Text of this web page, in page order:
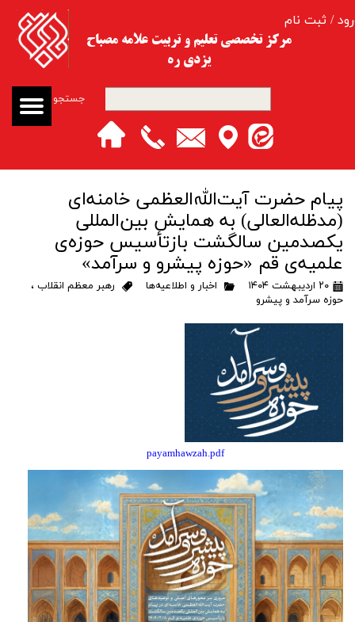
جستجو
/ ثبت نام
حساب کاربری من
خروج از حساب کاربری
مرکز تخصصی تعلیم و تربیت​​​​​​​ علامه مصباح
یزدی ره
پیام حضرت آیت‌الله‌العظمی خامنه‌ای
(مدظله‌العالی) به همایش بین‌المللی
یکصدمین سالگشت بازتأسیس حوزه‌ی
علمیه‌ی قم «حوزه پیشرو و سرآمد»
۲۰ اردیبهشت ۱۴۰۴ اخبار و اطلاعیه‌ها رهبر معظم انقلاب ،
حوزه سرآمد و پیشرو
payamhawzah.pdf